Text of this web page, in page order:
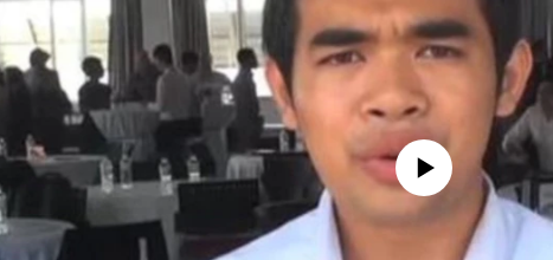
No media source currently